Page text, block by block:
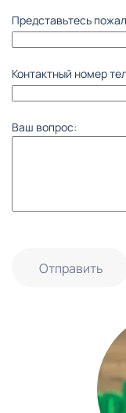
Представьтесь
Контактный номер
Ваш вопрос:
Отправить